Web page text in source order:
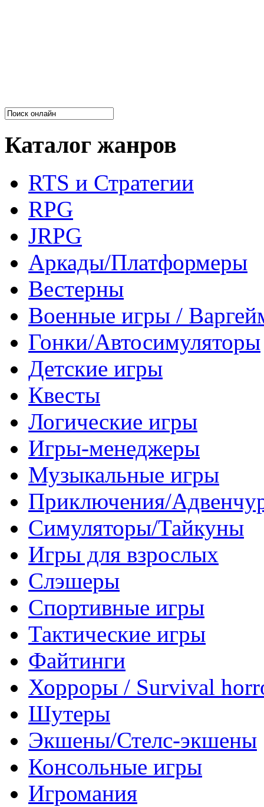
Каталог жанров
RTS и Стратегии
RPG
JRPG
Аркады/Платформеры
Вестерны
Военные игры /
Гонки/Автосимуляторы
Детские игры
Квесты
Логические игры
Игры-менеджеры
Музыкальные игры
Приключения/
Симуляторы/Тайкуны
Игры для взрослых
Слэшеры
Спортивные игры
Тактические игры
Файтинги
Хорроры / Survival
Шутеры
Экшены/Стелс-экшены
Консольные игры
Игромания